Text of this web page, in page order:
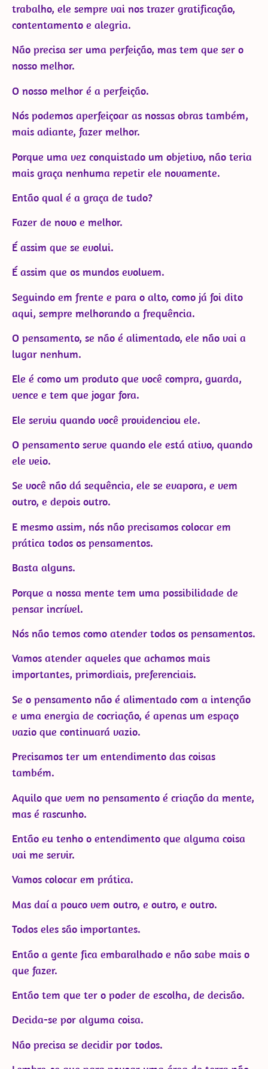
trabalho, ele sempre vai nos trazer gratificação,
contentamento e alegria.
Não precisa ser uma perfeição, mas tem que ser o
nosso melhor.
O nosso melhor é a perfeição.
Nós podemos aperfeiçoar as nossas obras também,
mais adiante, fazer melhor.
Porque uma vez conquistado um objetivo, não teria
mais graça nenhuma repetir ele novamente.
Então qual é a graça de tudo?
Fazer de novo e melhor.
É assim que se evolui.
É assim que os mundos evoluem.
Seguindo em frente e para o alto, como já foi dito
aqui, sempre melhorando a frequência.
O pensamento, se não é alimentado, ele não vai a
lugar nenhum.
Ele é como um produto que você compra, guarda,
vence e tem que jogar fora.
Ele serviu quando você providenciou ele.
O pensamento serve quando ele está ativo, quando
ele veio.
Se você não dá sequência, ele se evapora, e vem
outro, e depois outro.
E mesmo assim, nós não precisamos colocar em
prática todos os pensamentos.
Basta alguns.
Porque a nossa mente tem uma possibilidade de
pensar incrível.
Nós não temos como atender todos os pensamentos.
Vamos atender aqueles que achamos mais
importantes, primordiais, preferenciais.
Se o pensamento não é alimentado com a intenção
e uma energia de cocriação, é apenas um espaço
vazio que continuará vazio.
Precisamos ter um entendimento das coisas
também.
Aquilo que vem no pensamento é criação da mente,
mas é rascunho.
Então eu tenho o entendimento que alguma coisa
vai me servir.
Vamos colocar em prática.
Mas daí a pouco vem outro, e outro, e outro.
Todos eles são importantes.
Então a gente fica embaralhado e não sabe mais o
que fazer.
Então tem que ter o poder de escolha, de decisão.
Decida-se por alguma coisa.
Não precisa se decidir por todos.